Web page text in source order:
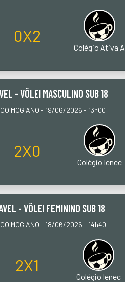
0X2
Colégio Ativa A
- VÔLEI MASCULINO SUB 18
MOGIANO - 19/06/2026 - 13h00
2X0
Colégio Ienec
- VÔLEI FEMININO SUB 18
MOGIANO - 18/06/2026 - 14h40
2X1
Colégio Ienec